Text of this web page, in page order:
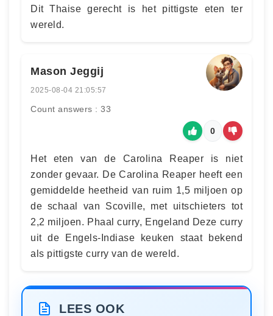
Dit Thaise gerecht is het pittigste eten ter
wereld.
Mason Jeggij
2025-08-04 21:05:57
Count answers : 33
0
Het eten van de Carolina Reaper is niet
zonder gevaar. De Carolina Reaper heeft een
gemiddelde heetheid van ruim 1,5 miljoen op
de schaal van Scoville, met uitschieters tot
2,2 miljoen. Phaal curry, Engeland Deze curry
uit de Engels-Indiase keuken staat bekend
als pittigste curry van de wereld.
LEES OOK